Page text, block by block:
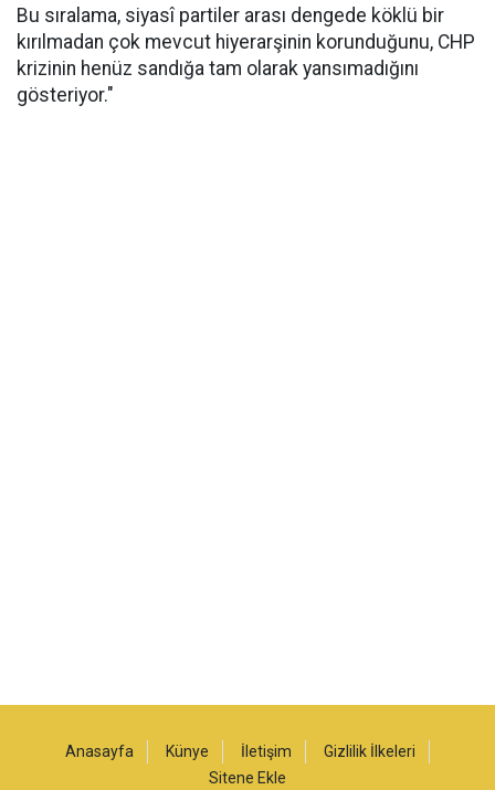
Bu sıralama, siyasî partiler arası dengede köklü bir
kırılmadan çok mevcut hiyerarşinin korunduğunu, CHP
krizinin henüz sandığa tam olarak yansımadığını
gösteriyor."
Anasayfa Künye İletişim
Gizlilik İlkeleri
Sitene Ekle